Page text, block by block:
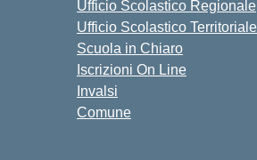
Ufficio Scolastico Regionale
Ufficio Scolastico Territoriale
Scuola in Chiaro
Iscrizioni On Line
Invalsi
Comune